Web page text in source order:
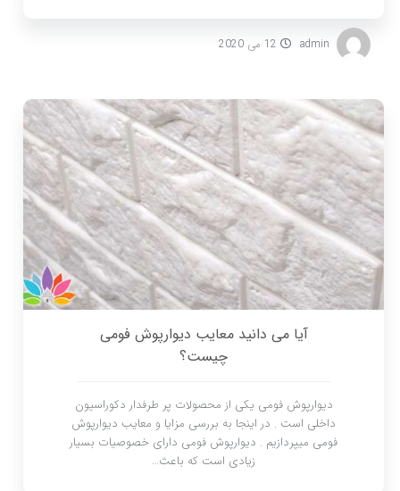
admin 12 می 2020
آیا می دانید معایب دیوارپوش فومی
چیست؟
دیوارپوش فومی یکی از محصولات پر طرفدار دکوراسیون
داخلی است . در اینجا به بررسی مزایا و معایب دیوارپوش
فومی میپردازیم . دیوارپوش فومی دارای خصوصیات بسیار
زیادی است که باعث…